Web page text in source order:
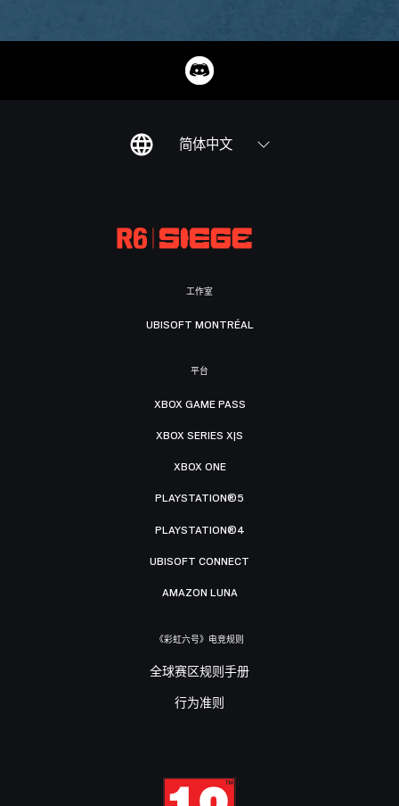
简体中文
工作室
UBISOFT MONTRÉAL
平台
XBOX GAME PASS
XBOX SERIES X|S
XBOX ONE
PLAYSTATION®5
PLAYSTATION®4
UBISOFT CONNECT
AMAZON LUNA
《彩虹六号》电竞规则
全球赛区规则手册
行为准则